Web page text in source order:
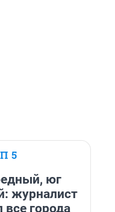
5
юг
журналист
все города